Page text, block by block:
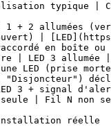
typique |
1 + 2 allumées
|
en boîte ou
| LED 3 allumée
LED (prise
3 + signal
seule | Fil N non
réelle